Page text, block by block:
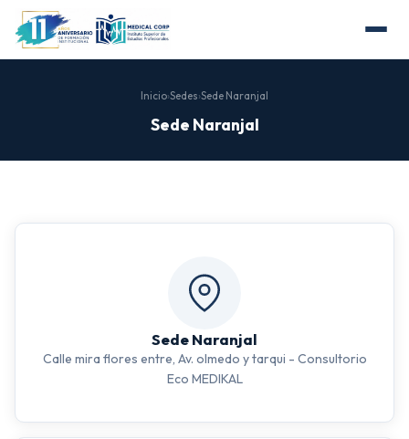
Inicio›Sedes›Sede Naranjal
Sede Naranjal
Sede Naranjal
Calle mira flores entre, Av. olmedo y tarqui - Consultorio
Eco MEDIKAL